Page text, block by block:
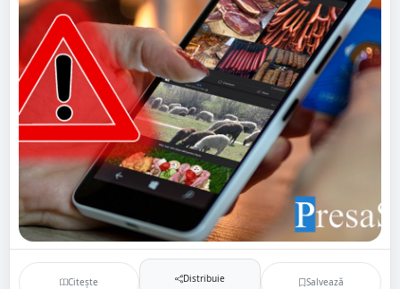
Citește Distribuie Salvează